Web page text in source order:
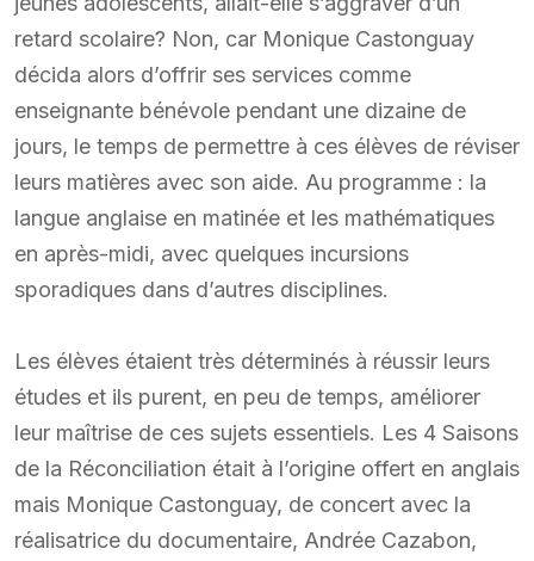
retard scolaire? Non, car Monique Castonguay
décida alors d’offrir ses services comme
enseignante bénévole pendant une dizaine de
jours, le temps de permettre à ces élèves de réviser
leurs matières avec son aide. Au programme : la
langue anglaise en matinée et les mathématiques
en après-midi, avec quelques incursions
sporadiques dans d’autres disciplines.
Les élèves étaient très déterminés à réussir leurs
études et ils purent, en peu de temps, améliorer
leur maîtrise de ces sujets essentiels. Les 4 Saisons
de la Réconciliation était à l’origine offert en anglais
mais Monique Castonguay, de concert avec la
réalisatrice du documentaire, Andrée Cazabon,